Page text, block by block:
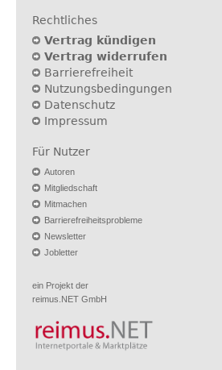
Rechtliches
Vertrag kündigen
Vertrag widerrufen
Barrierefreiheit
Nutzungsbedingungen
Datenschutz
Impressum
Für Nutzer
Autoren
Mitgliedschaft
Mitmachen
Barrierefreiheitsprobleme
Newsletter
Jobletter
ein Projekt der
reimus.NET GmbH